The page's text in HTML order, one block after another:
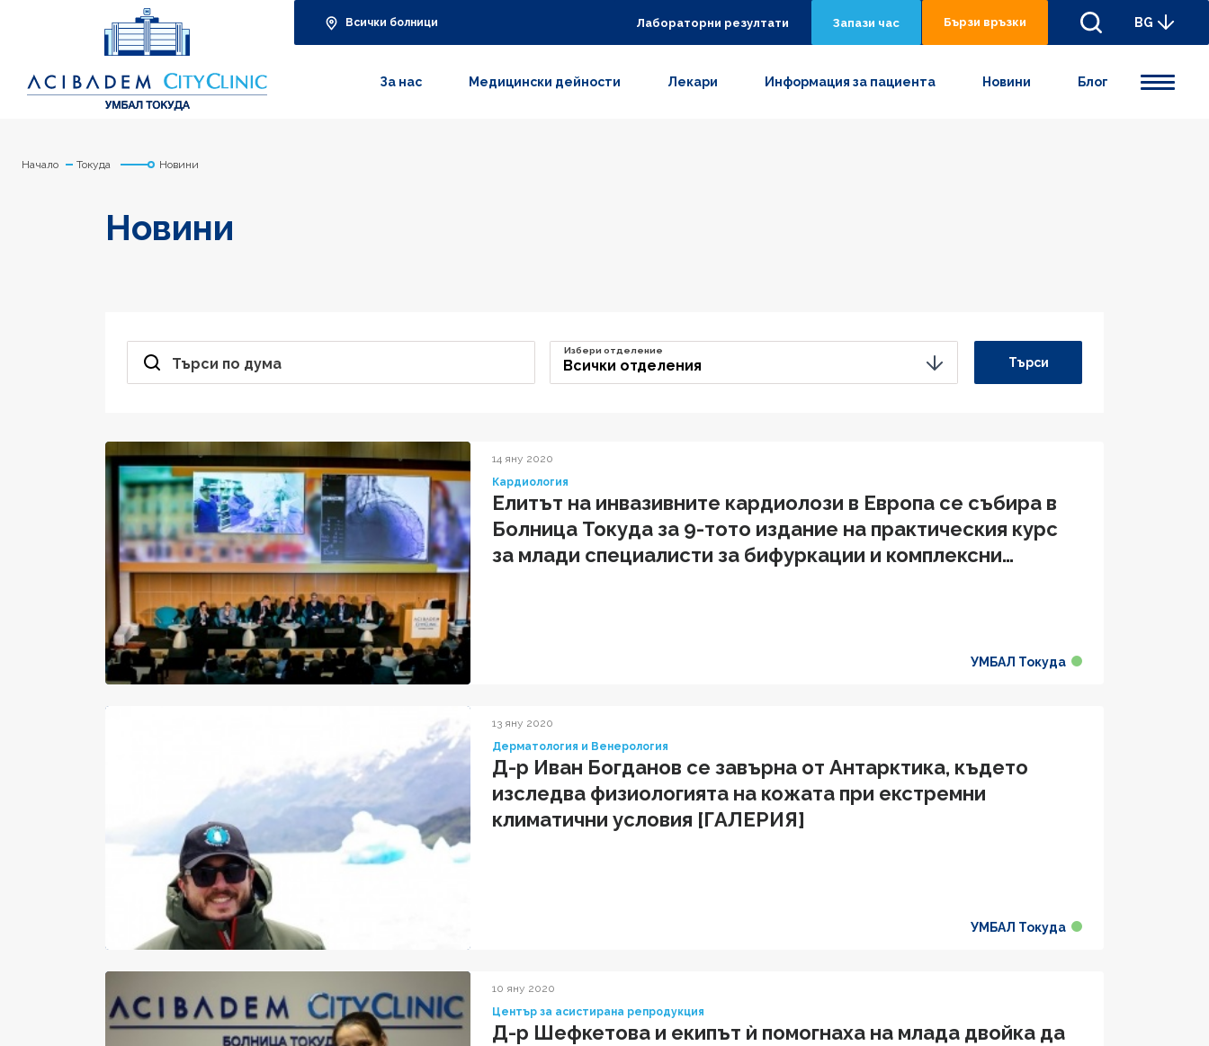
Всички болници Лабораторни резултати Запази час Бързи връзки BG
За нас Медицински дейности Лекари Информация за пациента Новини Блог
Начало Токуда Новини
Новини
Търси по дума Всички отделения
Избери отделение
Търси
14 яну 2020
Кардиология
Елитът на инвазивните кардиолози в Европа се събира в
Болница Токуда за 9-тото издание на практическия курс
за млади специалисти за бифуркации и комплексни
УМБАЛ Токуда
13 яну 2020
Дерматология и Венерология
Д-р Иван Богданов се завърна от Антарктика, където
изследва физиологията на кожата при екстремни
климатични условия [ГАЛЕРИЯ]
УМБАЛ Токуда
10 яну 2020
Център за асистирана репродукция
Д-р Шефкетова и екипът ѝ помогнаха на млада двойка да